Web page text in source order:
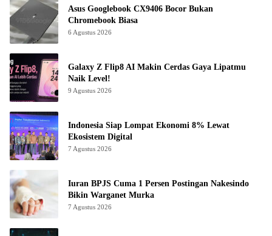
Asus Googlebook CX9406 Bocor Bukan
Chromebook Biasa
6 Agustus 2026
Galaxy Z Flip8 AI Makin Cerdas Gaya Lipatmu
Naik Level!
9 Agustus 2026
Indonesia Siap Lompat Ekonomi 8% Lewat
Ekosistem Digital
7 Agustus 2026
Iuran BPJS Cuma 1 Persen Postingan Nakesindo
Bikin Warganet Murka
7 Agustus 2026